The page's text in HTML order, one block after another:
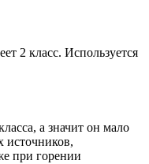
2 класс. Используется
а значит он мало
источников,
при горении